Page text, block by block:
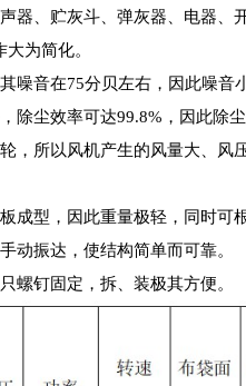
、贮灰斗、弹灰器、电器、
为简化。
音在75分贝左右，因此噪音小
尘效率可达99.8%，因此除尘
所以风机产生的风量大、风
型，因此重量极轻，同时可
振达，使结构简单而可靠。
钉固定，拆、装极其方便。